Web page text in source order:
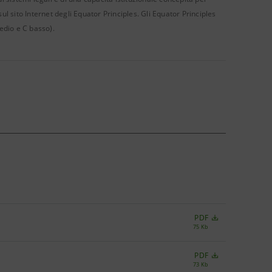
sito Internet degli Equator Principles. Gli Equator Principles
e C basso).
PDF
75 Kb
PDF
73 Kb